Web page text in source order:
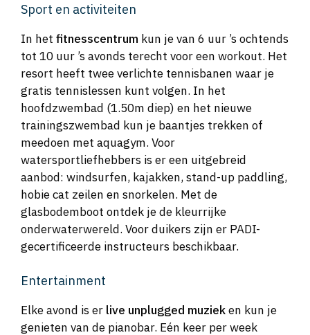
Sport en activiteiten
In het fitnesscentrum kun je van 6 uur ’s ochtends
tot 10 uur ’s avonds terecht voor een workout. Het
resort heeft twee verlichte tennisbanen waar je
gratis tennislessen kunt volgen. In het
hoofdzwembad (1.50m diep) en het nieuwe
trainingszwembad kun je baantjes trekken of
meedoen met aquagym. Voor
watersportliefhebbers is er een uitgebreid
aanbod: windsurfen, kajakken, stand-up paddling,
hobie cat zeilen en snorkelen. Met de
glasbodemboot ontdek je de kleurrijke
onderwaterwereld. Voor duikers zijn er PADI-
gecertificeerde instructeurs beschikbaar.
Entertainment
Elke avond is er live unplugged muzieken kun je
genieten van de pianobar. Eén keer per week